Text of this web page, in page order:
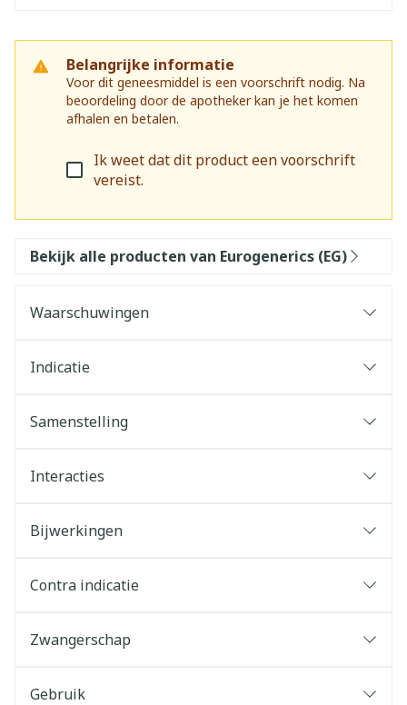
Belangrijke informatie
Voor dit geneesmiddel is een voorschrift nodig. Na
beoordeling door de apotheker kan je het komen
afhalen en betalen.
Ik weet dat dit product een voorschrift
vereist.
Bekijk alle producten van Eurogenerics (EG)
Waarschuwingen
Indicatie
Samenstelling
Interacties
Bijwerkingen
Contra indicatie
Zwangerschap
Gebruik